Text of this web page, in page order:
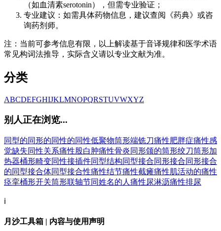
（如血清素serotonin），但需专业验证；
专业建议：如需具体药物信息，建议查阅《药典》或咨
询药剂师。
注：当前可参考信息有限，以上解读基于音译规律和医学术语
常见构词法推导，实际含义请以专业文献为准。
分类
ABCDEFGHIJKLMNOPQRSTUVWXYZ
别人正在浏览...
同型的同形的同性的同性低聚物筒形端铣刀痛性肥胖症痛性感
觉缺失同性关系痛性股白肿痛性骨炎同形颌的筒形绞刀筒形加
热器桶形畸变同性接插件同型结构同型接合同形接合同形接合
的同型接合体同型接合性痛性结节痛性截瘫痛性肌活动的痛性
痉挛桶形开关筒形联轴节同姓名的人 痛性尿淋沥痛性排尿
ℹ️
月沙工具箱 | 内容与使用声明